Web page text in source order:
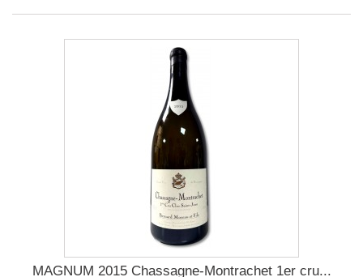
MAGNUM 2015 Chassagne-Montrachet 1er cru...